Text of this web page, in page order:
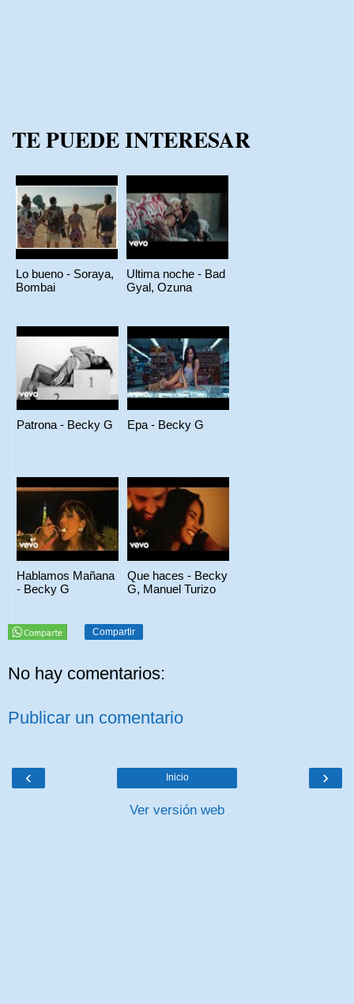
TE PUEDE INTERESAR
Lo bueno - Soraya,
Bombai
Ultima noche - Bad
Gyal, Ozuna
Patrona - Becky G Epa - Becky G
Hablamos Mañana
- Becky G
Que haces - Becky
G, Manuel Turizo
Compartir
No hay comentarios:
Publicar un comentario
‹ ›
Inicio
Ver versión web